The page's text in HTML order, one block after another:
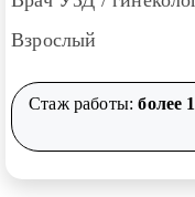
Взрослый
Стаж работы:более